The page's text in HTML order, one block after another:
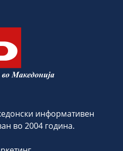
информативен
во 2004 година.